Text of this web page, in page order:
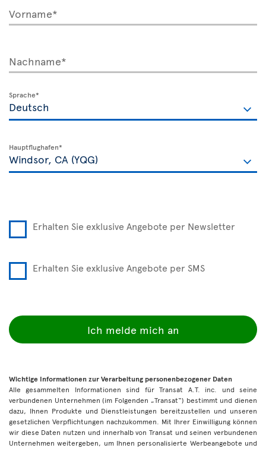
Vorname*
Nachname*
Sprache*
Hauptflughafen*
Erhalten Sie exklusive Angebote per Newsletter
Erhalten Sie exklusive Angebote per SMS
Ich melde mich an
Wichtige Informationen zur Verarbeitung personenbezogener Daten
Alle gesammelten Informationen sind für Transat A.T. inc. und seine
verbundenen Unternehmen (im Folgenden „Transat“) bestimmt und dienen
dazu, Ihnen Produkte und Dienstleistungen bereitzustellen und unseren
gesetzlichen Verpflichtungen nachzukommen. Mit Ihrer Einwilligung können
wir diese Daten nutzen und innerhalb von Transat und seinen verbundenen
Unternehmen weitergeben, um Ihnen personalisierte Werbeangebote und